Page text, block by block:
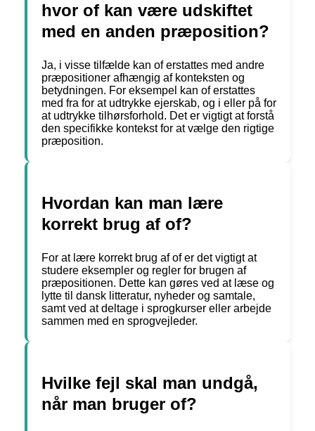
hvor of kan være udskiftet
med en anden præposition?
Ja, i visse tilfælde kan of erstattes med andre
præpositioner afhængig af konteksten og
betydningen. For eksempel kan of erstattes
med fra for at udtrykke ejerskab, og i eller på for
at udtrykke tilhørsforhold. Det er vigtigt at forstå
den specifikke kontekst for at vælge den rigtige
præposition.
Hvordan kan man lære
korrekt brug af of?
For at lære korrekt brug af of er det vigtigt at
studere eksempler og regler for brugen af
præpositionen. Dette kan gøres ved at læse og
lytte til dansk litteratur, nyheder og samtale,
samt ved at deltage i sprogkurser eller arbejde
sammen med en sprogvejleder.
Hvilke fejl skal man undgå,
når man bruger of?